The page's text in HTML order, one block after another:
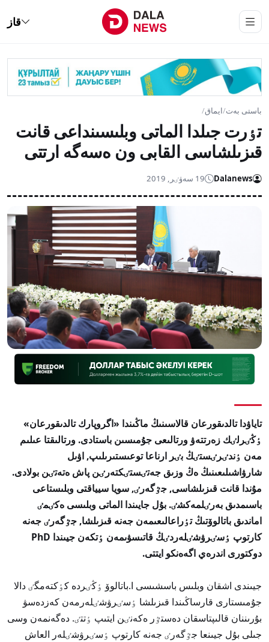
قاز
باستى بەت/ايماق/
تٶرت جىلدا الماتى وبلىسىنداعى قانت
قىزىلشاسى القابى ون ەسەگە ارتتى
Dalanews 19 سەۋٸر, 2019
تاياۋدا تالدىقورعان قالاسىنىڭ ماڭىندا «اگروپارك تالدىقورعان»
ٶڭٸرلٸك زەرتتەۋ ورتالىعى جۇمىسىن باستادى. ورتالىقتا عىلىم
مەن ٶندٸرٸستٸڭ بٸر ارناعا توعىستىرىلىپ, اۋىل
شارۋاشىلىعىنىڭ ەڭ وزىق جەتٸستٸكتەرٸن پاش ەتەتٸن بولادى.
مۇندا قانت قىزىلشاسى, جٷگەرٸ, سويا سيياقتى وبلىستاعى
باسىمدىق بەرٸلمەكشٸ. بۇل جايىندا الماتى وبلىسى ەكٸمٸ
اماندىق باتالوۆتىڭ تٶراعالىعىمەن جەنە قىزىلشا, جٷگەرٸ جەنە
كارتوپ ٶسٸرۋشٸلەردٸڭ قاتىسۋىمەن ٶتكەن جيىندا PhD
دوكتورى اندرەي اگەەنكو ايتتى.
جيىندى اشقان وبلىس باسشىسى ا.باتالوۆ ٶڭٸردە كٶكتەمگٸ دالا
جۇمىستارى قارساڭىندا قىزىلشا ٶسٸرۋشٸلەرمەن كەزدەسۋ
بۇرىننان قالىپتاسقان دەستٷر ەكەنٸن ايتىپ ٶتتٸ. دەگەنمەن وسى
جىلى بۇل جيىنعا جٷگەرٸ جەنە كارتوپ ٶسٸرۋشٸلەر العاش